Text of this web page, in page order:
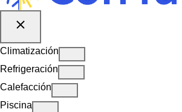
Climatización
Refrigeración
Calefacción
Piscina